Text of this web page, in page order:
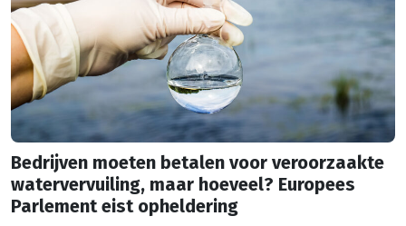
boodschap.
Bedrijven moeten betalen voor veroorzaakte
watervervuiling, maar hoeveel? Europees
Parlement eist opheldering